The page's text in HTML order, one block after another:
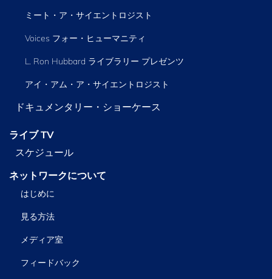
ミート・ア・サイエントロジスト
Voices フォー・ヒューマニティ
L. Ron Hubbard ライブラリー プレゼンツ
アイ・アム・ア・サイエントロジスト
ドキュメンタリー・ショーケース
ライブ TV
スケジュール
ネットワークについて
はじめに
見る方法
メディア室
フィードバック